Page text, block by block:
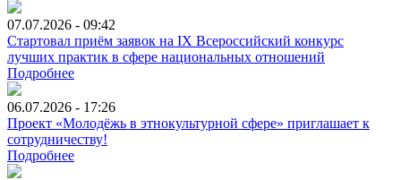
07.07.2026 - 09:42
Стартовал приём заявок на IX Всероссийский конкурс
лучших практик в сфере национальных отношений
Подробнее
06.07.2026 - 17:26
Проект «Молодёжь в этнокультурной сфере» приглашает к
сотрудничеству!
Подробнее